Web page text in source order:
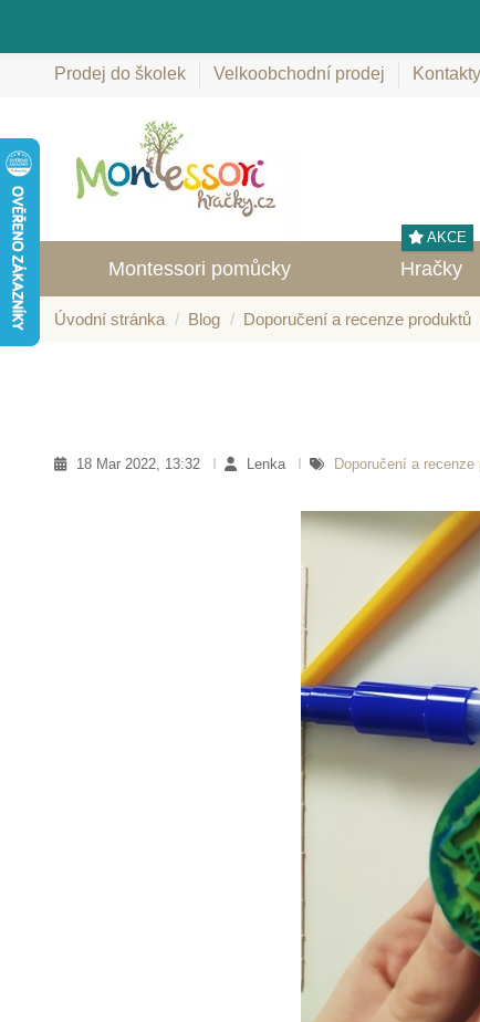
Prodej do školek Velkoobchodní prodej Kontakty
Montessori pomůcky Hračky
AKCE
Úvodní stránka Blog Doporučení a recenze produktů
18 Mar 2022, 13:32 Lenka Doporučení a recenze